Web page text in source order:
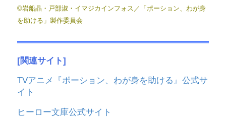
©岩船晶・戸部淑・イマジカインフォス／「ポーション、わが身
を助ける」製作委員会
[関連サイト]
TVアニメ『ポーション、わが身を助ける』公式サ
イト
ヒーロー文庫公式サイト